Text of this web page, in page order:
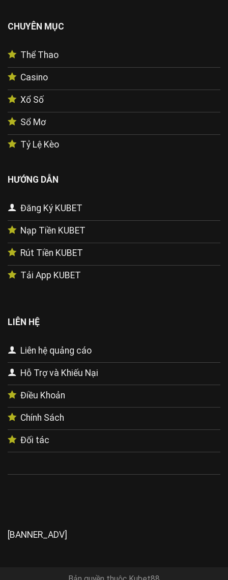
CHUYÊN MỤC
Thể Thao
Casino
Xổ Số
Sổ Mơ
Tỷ Lệ Kèo
HƯỚNG DẪN
Đăng Ký KUBET
Nạp Tiền KUBET
Rút Tiền KUBET
Tải App KUBET
LIÊN HỆ
Liên hệ quảng cáo
Hỗ Trợ và Khiếu Nại
Điều Khoản
Chính Sách
Đối tác
[BANNER_ADV]